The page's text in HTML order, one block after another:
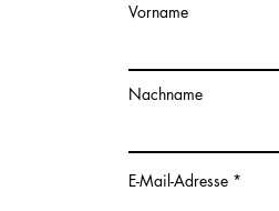
Vorname
Nachname
E-Mail-Adresse